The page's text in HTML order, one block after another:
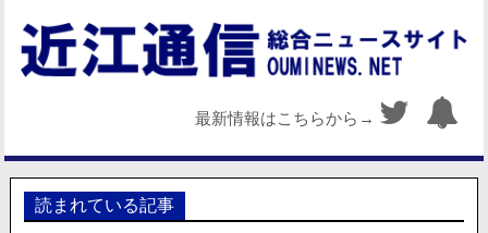
最新情報はこちらから→
読まれている記事